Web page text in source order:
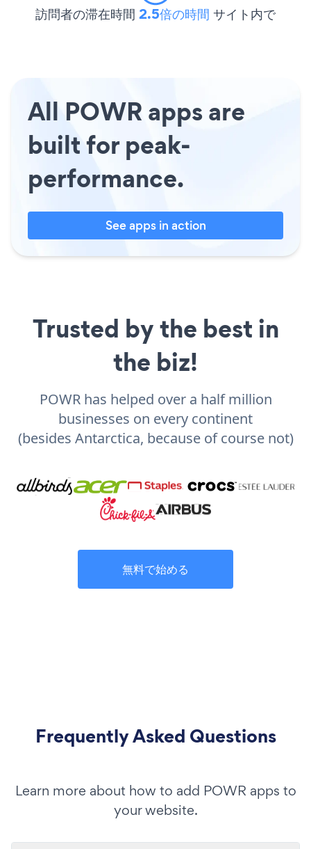
訪問者の滞在時間 2.5倍の時間 サイト内で
All POWR apps are
built for peak-
performance.
See apps in action
Trusted by the best in
the biz!
POWR has helped over a half million
businesses on every continent
(besides Antarctica, because of course not)
無料で始める
Frequently Asked Questions
Learn more about how to add POWR apps to
your website.